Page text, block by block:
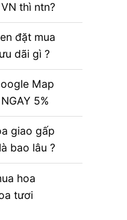
thì ntn?
đặt mua
dãi gì ?
Map
5%
giao gấp
bao lâu ?
hoa
tươi